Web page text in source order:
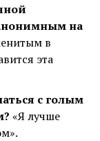
на
в
эта
с голым
«Я лучше